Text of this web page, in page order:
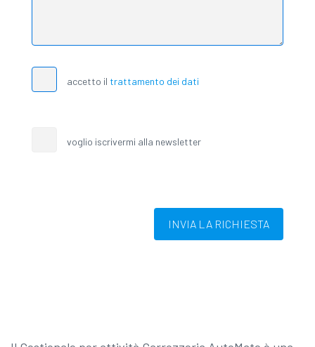
accetto il trattamento dei dati
voglio iscrivermi alla newsletter
INVIA LA RICHIESTA